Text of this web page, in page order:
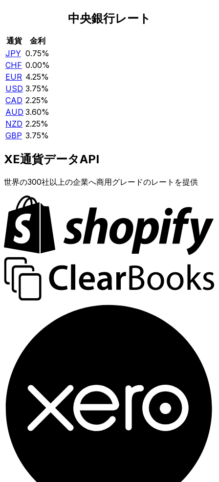
中央銀行レート
通貨
金利
JPY 0.75%
CHF 0.00%
EUR 4.25%
USD 3.75%
CAD 2.25%
AUD 3.60%
NZD 2.25%
GBP 3.75%
XE通貨データAPI
世界の300社以上の企業へ商用グレードのレートを提供